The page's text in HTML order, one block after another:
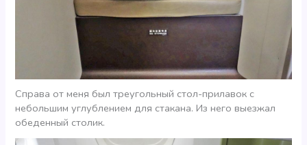
Справа от меня был треугольный стол-прилавок с
небольшим углублением для стакана. Из него выезжал
обеденный столик.